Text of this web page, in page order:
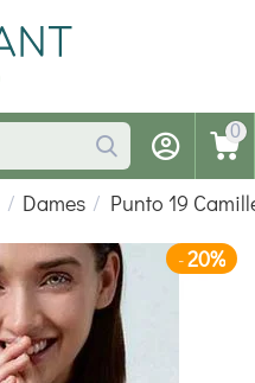
0
/ Dames / Punto 19
-20%